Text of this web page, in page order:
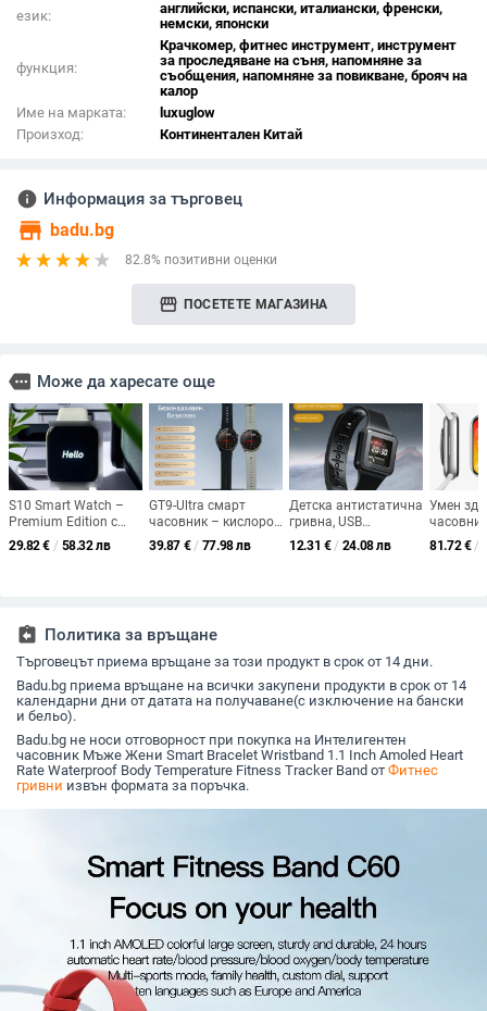
език:
английски, испански, италиански, френски,
немски, японски
функция:
Крачкомер, фитнес инструмент, инструмент
за проследяване на съня, напомняне за
съобщения, напомняне за повикване, брояч на
калор
Име на марката:
luxuglow
Произход:
Континентален Китай
info Информация за търговец
store badu.bg
82.8% позитивни оценки
storefront ПОСЕТЕТЕ МАГАЗИНА
more Може да харесате още
S10 Smart Watch –
Premium Edition с
NFC офлайн
плащане,
водоустойчив
29.82€ / 58.32 лв
GT9-Ultra смарт
часовник – кислород
в кръвта, кръвно
налягане, сърдечна
39.87 € / 77.98 лв
Детска антистатична
гривна, USB
зареждане,
силиконова каишка,
12.31 € / 24.08 лв
Умен
81.72€ /
assignment_return Политика за връщане
Търговецът приема връщане за този продукт в срок от 14 дни.
Badu.bg приема връщане на всички закупени продукти в срок от 14
календарни дни от датата на получаване(с изключение на бански
и бельо).
Badu.bg не носи отговорност при покупка на Интелигентен
часовник Мъже Жени Smart Bracelet Wristband 1.1 Inch Amoled Heart
Rate Waterproof Body Temperature Fitness Tracker Band от Фитнес
гривни извън формата за поръчка.